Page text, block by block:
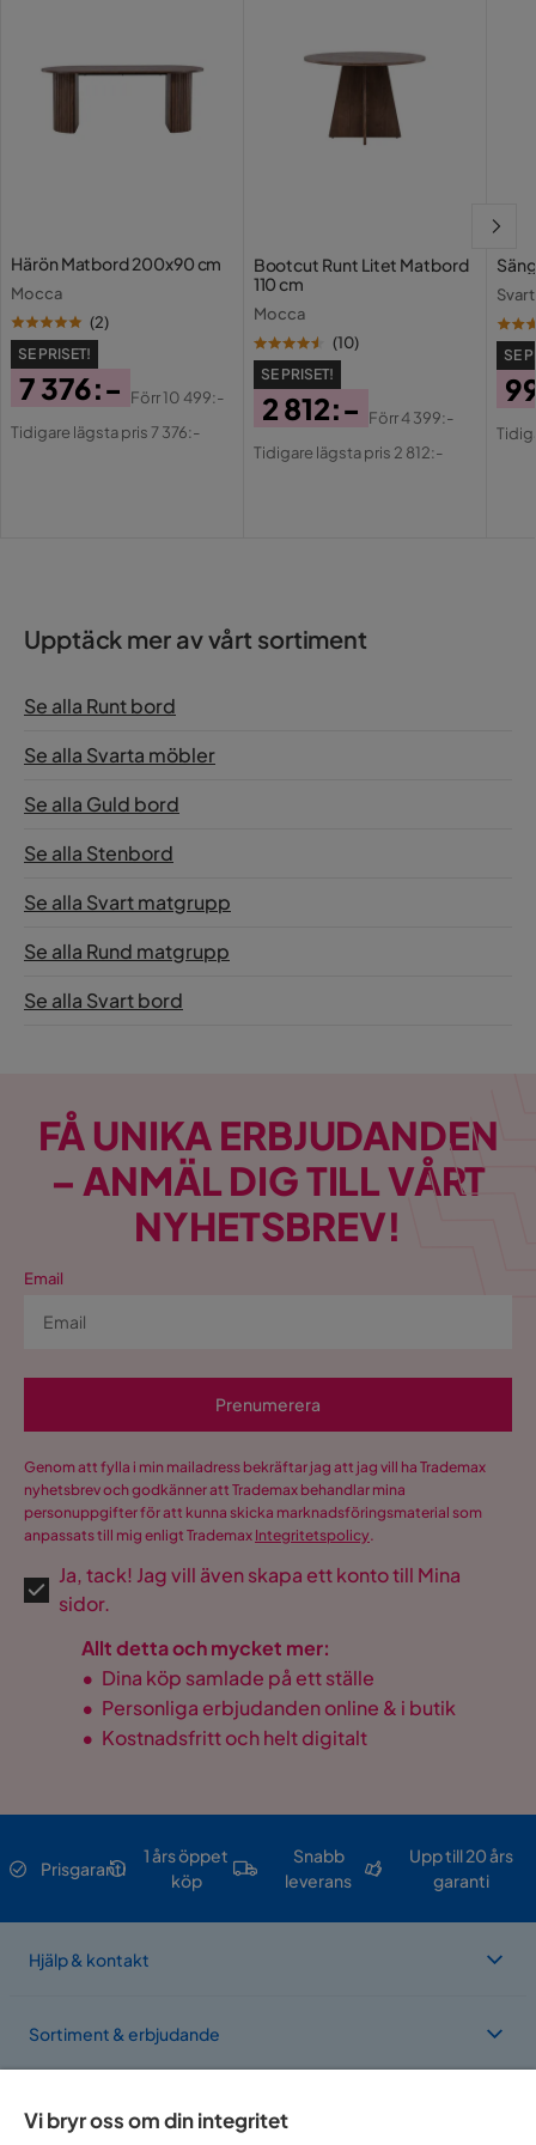
Härön Matbord 200x90 cm
Mocca
(2)
SE PRISET!
Pris
7 376:-
Original
Förr10 499:-
Tidigare lägsta pris 7 376:-
Bootcut Runt Litet Matbord
110 cm
Mocca
(10)
SE PRISET!
Pris
2 812:-
Original
Förr4 399:-
Tidigare lägsta pris 2 812:-
Svart
SE
Upptäck mer av vårt sortiment
Se alla Runt bord
Se alla Svarta möbler
Se alla Guld bord
Se alla Stenbord
Se alla Svart matgrupp
Se alla Rund matgrupp
Se alla Svart bord
FÅ UNIKA ERBJUDANDEN
– ANMÄL DIG TILL VÅRT
NYHETSBREV!
Email
Prenumerera
Genom att fylla i min mailadress bekräftar jag att jag vill ha Trademax
nyhetsbrev och godkänner att Trademax behandlar mina
personuppgifter för att kunna skicka marknadsföringsmaterial som
anpassats till mig enligt Trademax Integritetspolicy.
Ja, tack! Jag vill även skapa ett konto till Mina
sidor.
Allt detta och mycket mer:
• Dina köp samlade på ett ställe
• Personliga erbjudanden online & i butik
• Kostnadsfritt och helt digitalt
Prisgaranti
1 års öppet
köp
Snabb
leverans
Upp till 20 års
garanti
Hjälp & kontakt
Sortiment & erbjudande
Vi bryr oss om din integritet